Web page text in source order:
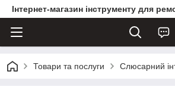
Інтернет-магазин інструменту для
Товари та послуги Слюсарний